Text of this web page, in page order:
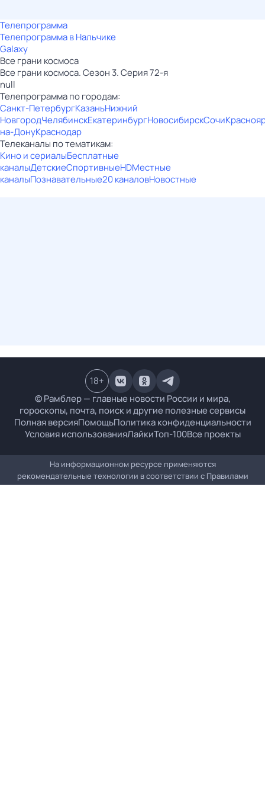
Телепрограмма
Телепрограмма в Нальчике
Galaxy
Все грани космоса
Все грани космоса. Сезон 3. Серия 72-я
null
Телепрограмма по городам:
Санкт-ПетербургКазаньНижний
НовгородЧелябинскЕкатеринбургНовосибирскСочи
на-ДонуКраснодар
Телеканалы по тематикам:
Кино и сериалыБесплатные
каналыДетскиеСпортивныеHDМестные
каналыПознавательные20 каналовНовостные
© Рамблер — главные новости России и мира,
гороскопы, почта, поиск и другие полезные сервисы
Полная версияПомощьПолитика конфиденциальности
Условия использованияЛайкиТоп-100Все проекты
18+
На информационном ресурсе применяются
рекомендательные технологии в соответствии с Правилами